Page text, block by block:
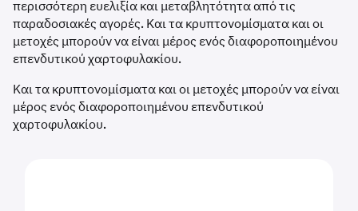
περισσότερη ευελιξία και μεταβλητότητα από τις
παραδοσιακές αγορές. Και τα κρυπτονομίσματα και οι
μετοχές μπορούν να είναι μέρος ενός διαφοροποιημένου
επενδυτικού χαρτοφυλακίου.
Και τα κρυπτονομίσματα και οι μετοχές μπορούν να είναι
μέρος ενός διαφοροποιημένου επενδυτικού
χαρτοφυλακίου.